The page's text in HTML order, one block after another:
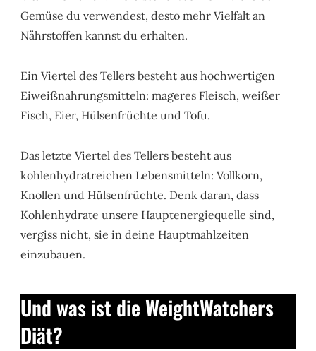
Gemüse du verwendest, desto mehr Vielfalt an
Nährstoffen kannst du erhalten.
Ein Viertel des Tellers besteht aus hochwertigen
Eiweißnahrungsmitteln: mageres Fleisch, weißer
Fisch, Eier, Hülsenfrüchte und Tofu.
Das letzte Viertel des Tellers besteht aus
kohlenhydratreichen Lebensmitteln: Vollkorn,
Knollen und Hülsenfrüchte. Denk daran, dass
Kohlenhydrate unsere Hauptenergiequelle sind,
vergiss nicht, sie in deine Hauptmahlzeiten
einzubauen.
Und was ist die WeightWatchers
Diät?